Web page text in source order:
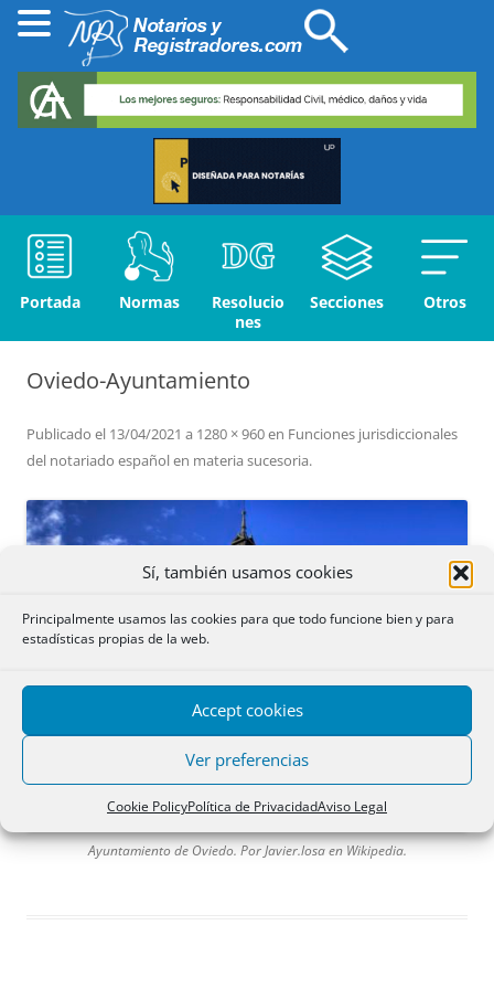
Sí, también usamos cookies
Principalmente usamos las cookies para que todo funcione bien y para
estadísticas propias de la web.
Accept cookies
Ver preferencias
Cookie PolicyPolítica de PrivacidadAviso Legal
Portada Normas
Resolucio
nes
Secciones Otros
Oviedo-Ayuntamiento
Publicado el 13/04/2021 a 1280 × 960en Funciones jurisdiccionales
del notariado español en materia sucesoria.
Ayuntamiento de Oviedo. Por Javier.losa en Wikipedia.